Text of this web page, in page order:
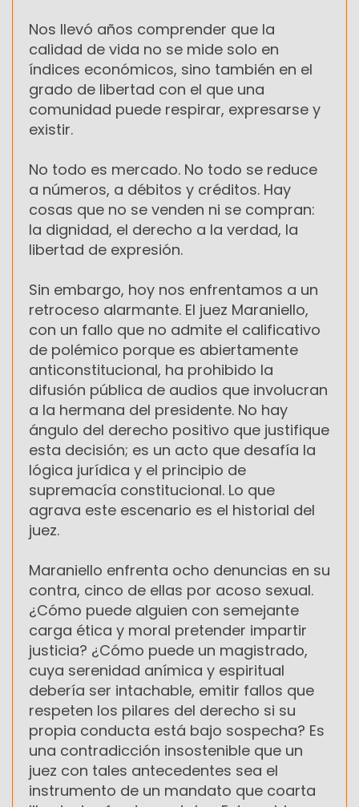
Nos llevó años comprender que la
calidad de vida no se mide solo en
índices económicos, sino también en el
grado de libertad con el que una
comunidad puede respirar, expresarse y
existir.
No todo es mercado. No todo se reduce
a números, a débitos y créditos. Hay
cosas que no se venden ni se compran:
la dignidad, el derecho a la verdad, la
libertad de expresión.
Sin embargo, hoy nos enfrentamos a un
retroceso alarmante. El juez Maraniello,
con un fallo que no admite el calificativo
de polémico porque es abiertamente
anticonstitucional, ha prohibido la
difusión pública de audios que involucran
a la hermana del presidente. No hay
ángulo del derecho positivo que justifique
esta decisión; es un acto que desafía la
lógica jurídica y el principio de
supremacía constitucional. Lo que
agrava este escenario es el historial del
juez.
Maraniello enfrenta ocho denuncias en su
contra, cinco de ellas por acoso sexual.
¿Cómo puede alguien con semejante
carga ética y moral pretender impartir
justicia? ¿Cómo puede un magistrado,
cuya serenidad anímica y espiritual
debería ser intachable, emitir fallos que
respeten los pilares del derecho si su
propia conducta está bajo sospecha? Es
una contradicción insostenible que un
juez con tales antecedentes sea el
instrumento de un mandato que coarta